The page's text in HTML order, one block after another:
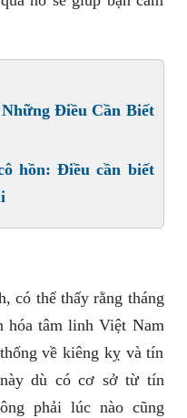
Điều Cần Biết
hồn: Điều cần biết
có thể thấy rằng tháng
hóa tâm linh Việt Nam
về kiêng kỵ và tín
dù có cơ sở từ tín
phải lúc nào cũng